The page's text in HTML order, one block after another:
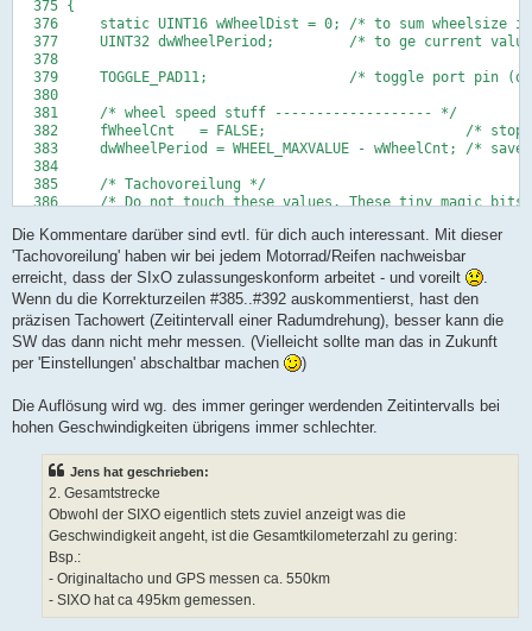
  375 {
376     static UINT16 wWheelDist = 0; /* to sum wheelsize
377     UINT32 dwWheelPeriod;         /* to ge current
  378
379     TOGGLE_PAD11;                 /* toggle port pin
  380
  381     /* wheel speed stuff ------------------- */
382     fWheelCnt   = FALSE;                        /* stop
383     dwWheelPeriod = WHEEL_MAXVALUE - wWheelCnt; /* save
  384
  385     /* Tachovoreilung */
386     /* Do not touch these values. These tiny magic bits
388     /* (Note that there is also a +1 km/h in maindev.c)
  389     if( dwWheelPeriod > 200 )
390        dwWheelPeriod -= 6; /* for speeds of about <
  391     else
  392        dwWheelPeriod -= 7;
  393
394     wWheelCnt   = WHEEL_MAXVALUE;               /*
395     fWheelCnt   = TRUE;                         /*
  397     /* save most actual wheel period */
398     wWheelPeriodLast = (UINT16)dwWheelPeriod;   /* save
  399
  400     /* calculated filtered wheel period (scaled)*/
401     dwWheelPeriod4 = ( 3 * dwWheelPeriod4 +
Die Kommentare darüber sind evtl. für dich auch interessant. Mit dieser
'Tachovoreilung' haben wir bei jedem Motorrad/Reifen nachweisbar
erreicht, dass der SIxO zulassungeskonform arbeitet - und voreilt
.
Wenn du die Korrekturzeilen #385..#392 auskommentierst, hast den
präzisen Tachowert (Zeitintervall einer Radumdrehung), besser kann die
SW das dann nicht mehr messen. (Vielleicht sollte man das in Zukunft
per 'Einstellungen' abschaltbar machen
)
Die Auflösung wird wg. des immer geringer werdenden Zeitintervalls bei
hohen Geschwindigkeiten übrigens immer schlechter.
Jens hat geschrieben:
2. Gesamtstrecke
Obwohl der SIXO eigentlich stets zuviel anzeigt was die
Geschwindigkeit angeht, ist die Gesamtkilometerzahl zu gering:
Bsp.:
- Originaltacho und GPS messen ca. 550km
- SIXO hat ca 495km gemessen.